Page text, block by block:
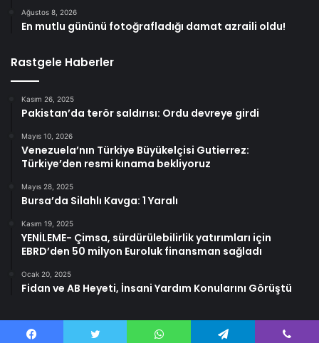
Ağustos 8, 2026
En mutlu gününü fotoğrafladığı damat azraili oldu!
Rastgele Haberler
Kasım 26, 2025
Pakistan’da terör saldırısı: Ordu devreye girdi
Mayıs 10, 2026
Venezuela’nın Türkiye Büyükelçisi Gutierrez:
Türkiye’den resmi kınama bekliyoruz
Mayıs 28, 2025
Bursa’da Silahlı Kavga: 1 Yaralı
Kasım 19, 2025
YENİLEME- Çimsa, sürdürülebilirlik yatırımları için
EBRD’den 50 milyon Euroluk finansman sağladı
Ocak 20, 2025
Fidan ve AB Heyeti, İnsani Yardım Konularını Görüştü